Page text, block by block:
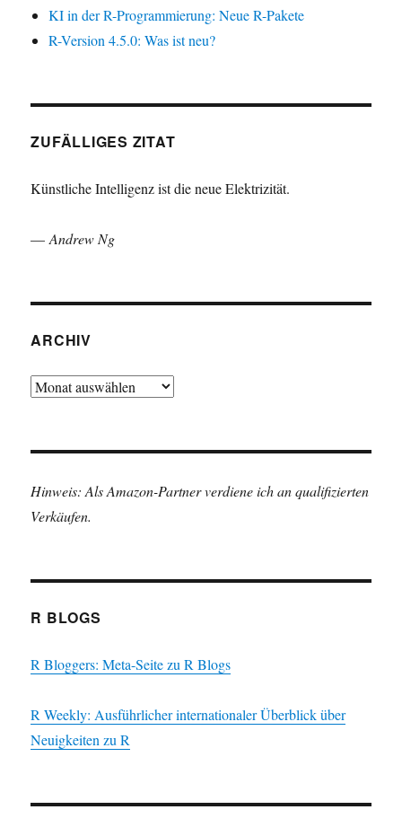
KI in der R-Programmierung: Neue R-Pakete
R-Version 4.5.0: Was ist neu?
ZUFÄLLIGES ZITAT
Künstliche Intelligenz ist die neue Elektrizität.
—Andrew Ng
ARCHIV
Archiv
Hinweis: Als Amazon-Partner verdiene ich an qualifizierten
Verkäufen.
R BLOGS
R Bloggers: Meta-Seite zu R Blogs
R Weekly: Ausführlicher internationaler Überblick über
Neuigkeiten zu R